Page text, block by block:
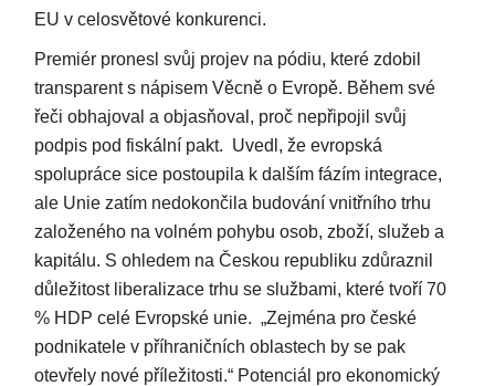
EU v celosvětové konkurenci.
Premiér pronesl svůj projev na pódiu, které zdobil
transparent s nápisem Věcně o Evropě. Během své
řeči obhajoval a objasňoval, proč nepřipojil svůj
podpis pod fiskální pakt. Uvedl, že evropská
spolupráce sice postoupila k dalším fázím integrace,
ale Unie zatím nedokončila budování vnitřního trhu
založeného na volném pohybu osob, zboží, služeb a
kapitálu. S ohledem na Českou republiku zdůraznil
důležitost liberalizace trhu se službami, které tvoří 70
% HDP celé Evropské unie. „Zejména pro české
podnikatele v příhraničních oblastech by se pak
otevřely nové příležitosti.“ Potenciál pro ekonomický